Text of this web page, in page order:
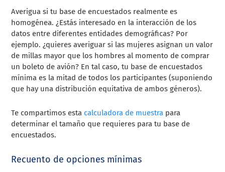
Averigua si tu base de encuestados realmente es
homogénea. ¿Estás interesado en la interacción de los
datos entre diferentes entidades demográficas? Por
ejemplo. ¿quieres averiguar si las mujeres asignan un valor
de millas mayor que los hombres al momento de comprar
un boleto de avión? En tal caso, tu base de encuestados
mínima es la mitad de todos los participantes (suponiendo
que hay una distribución equitativa de ambos géneros).
Te compartimos esta calculadora de muestra para
determinar el tamaño que requieres para tu base de
encuestados.
Recuento de opciones mínimas